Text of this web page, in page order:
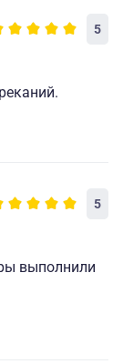
5
5
выполнили